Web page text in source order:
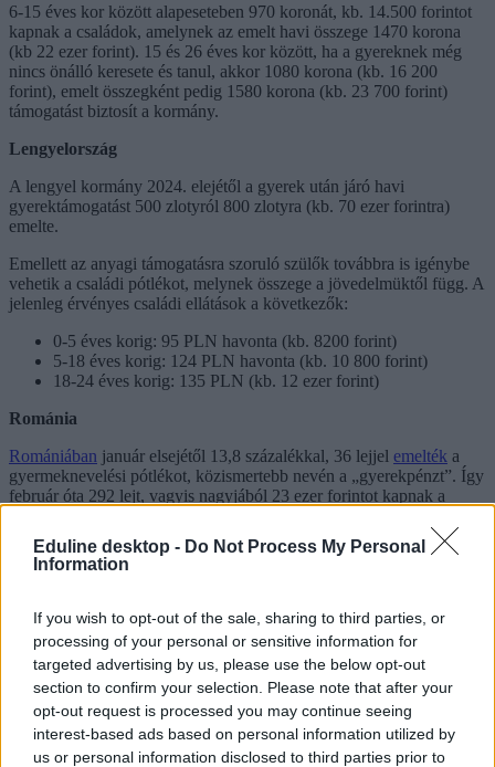
Eduline desktop - Do Not Process My Personal
Information
If you wish to opt-out of the sale, sharing to third parties, or
processing of your personal or sensitive information for
targeted advertising by us, please use the below opt-out
section to confirm your selection. Please note that after your
opt-out request is processed you may continue seeing
interest-based ads based on personal information utilized by
us or personal information disclosed to third parties prior to
6-15 éves kor között alapeseteben 970 koronát, kb. 14.500 forintot
kapnak a családok, amelynek az emelt havi összege 1470 korona
(kb 22 ezer forint). 15 és 26 éves kor között, ha a gyereknek még
nincs önálló keresete és tanul, akkor 1080 korona (kb. 16 200
forint), emelt összegként pedig 1580 korona (kb. 23 700 forint)
támogatást biztosít a kormány.
Lengyelország
A lengyel kormány 2024. elejétől a gyerek után járó havi
gyerektámogatást 500 zlotyról 800 zlotyra (kb. 70 ezer forintra)
emelte.
Emellett az anyagi támogatásra szoruló szülők továbbra is igénybe
vehetik a családi pótlékot, melynek összege a jövedelmüktől függ. A
jelenleg érvényes családi ellátások a következők:
0-5 éves korig: 95 PLN havonta (kb. 8200 forint)
5-18 éves korig: 124 PLN havonta (kb. 10 800 forint)
18-24 éves korig: 135 PLN (kb. 12 ezer forint)
Románia
Romániában január elsejétől 13,8 százalékkal, 36 lejjel emelték a
gyermeknevelési pótlékot, közismertebb nevén a „gyerekpénzt”. Így
február óta 292 lejt, vagyis nagyjából 23 ezer forintot kapnak a
Horvátország
törvény módosítása, amelynek célja a családi pótlékban részesülők
körének bővítése és az anyagi támogatás igazságosabb elosztása,
valamint a gyermek után járó pótlék összegének emelése.
Így az egy főre jutó jövedelem felső határa a gyerek után pótlékban
részesülni kívánó családban 618 euró. Emellett az eddigi 3
jövedelmi osztály helyett már öt kategóriába sorolják a családokat,